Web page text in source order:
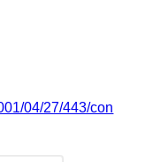
04/27/443/con